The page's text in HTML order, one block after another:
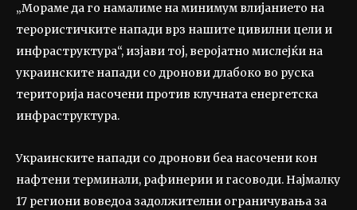
„Мораме да го намалиме на минимум влијанието на
терористичките напади врз нашите цивилни цели и
инфраструктура“, изјави тој, веројатно мислејќи на
украинските напади со дронови длабоко во руска
територија насочени против клучната енергетска
инфраструктура.
Украинските напади со дронови беа насочени кон
нафтени терминали, рафинерии и гасоводи. Најмалку
17 региони воведоа задолжителни ограничувања за